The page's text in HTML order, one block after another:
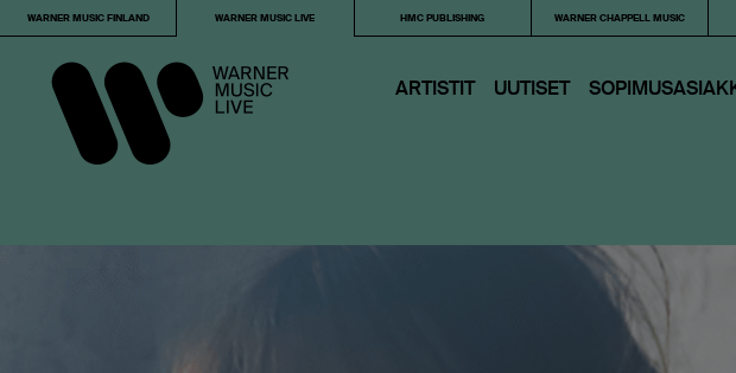
WARNER MUSIC FINLAND WARNER MUSIC LIVE HMC PUBLISHING WARNER CHAPPELL MUSIC
ARTISTIT UUTISET